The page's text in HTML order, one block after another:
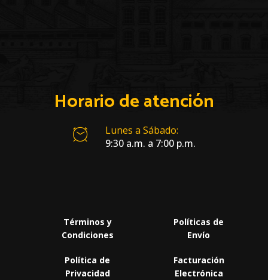
Horario de atención
Lunes a Sábado:
9:30 a.m. a 7:00 p.m.
Términos y
Condiciones
Política de
Privacidad
Políticas de
Envío
Facturación
Electrónica